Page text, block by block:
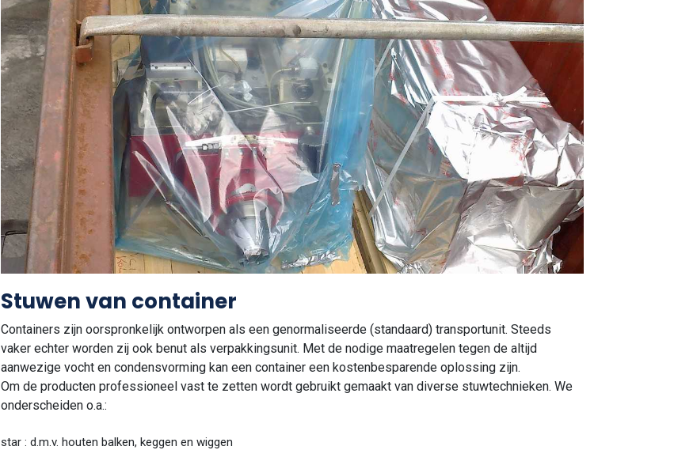
Stuwen van container
Containers zijn oorspronkelijk ontworpen als een genormaliseerde (standaard) transportunit. Steeds
vaker echter worden zij ook benut als verpakkingsunit. Met de nodige maatregelen tegen de altijd
aanwezige vocht en condensvorming kan een container een kostenbesparende oplossing zijn.
Om de producten professioneel vast te zetten wordt gebruikt gemaakt van diverse stuwtechnieken. We
onderscheiden o.a.:
star : d.m.v. houten balken, keggen en wiggen